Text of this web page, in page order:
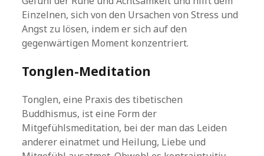
Einzelnen, sich von den Ursachen von Stress und
Angst zu lösen, indem er sich auf den
gegenwärtigen Moment konzentriert.
Tonglen-Meditation
Tonglen, eine Praxis des tibetischen
Buddhismus, ist eine Form der
Mitgefühlsmeditation, bei der man das Leiden
anderer einatmet und Heilung, Liebe und